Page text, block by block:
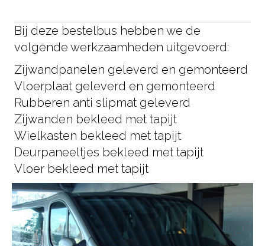
Bij deze bestelbus hebben we de
volgende werkzaamheden uitgevoerd:
Zijwandpanelen geleverd en gemonteerd
Vloerplaat geleverd en gemonteerd
Rubberen anti slipmat geleverd
Zijwanden bekleed met tapijt
Wielkasten bekleed met tapijt
Deurpaneeltjes bekleed met tapijt
Vloer bekleed met tapijt